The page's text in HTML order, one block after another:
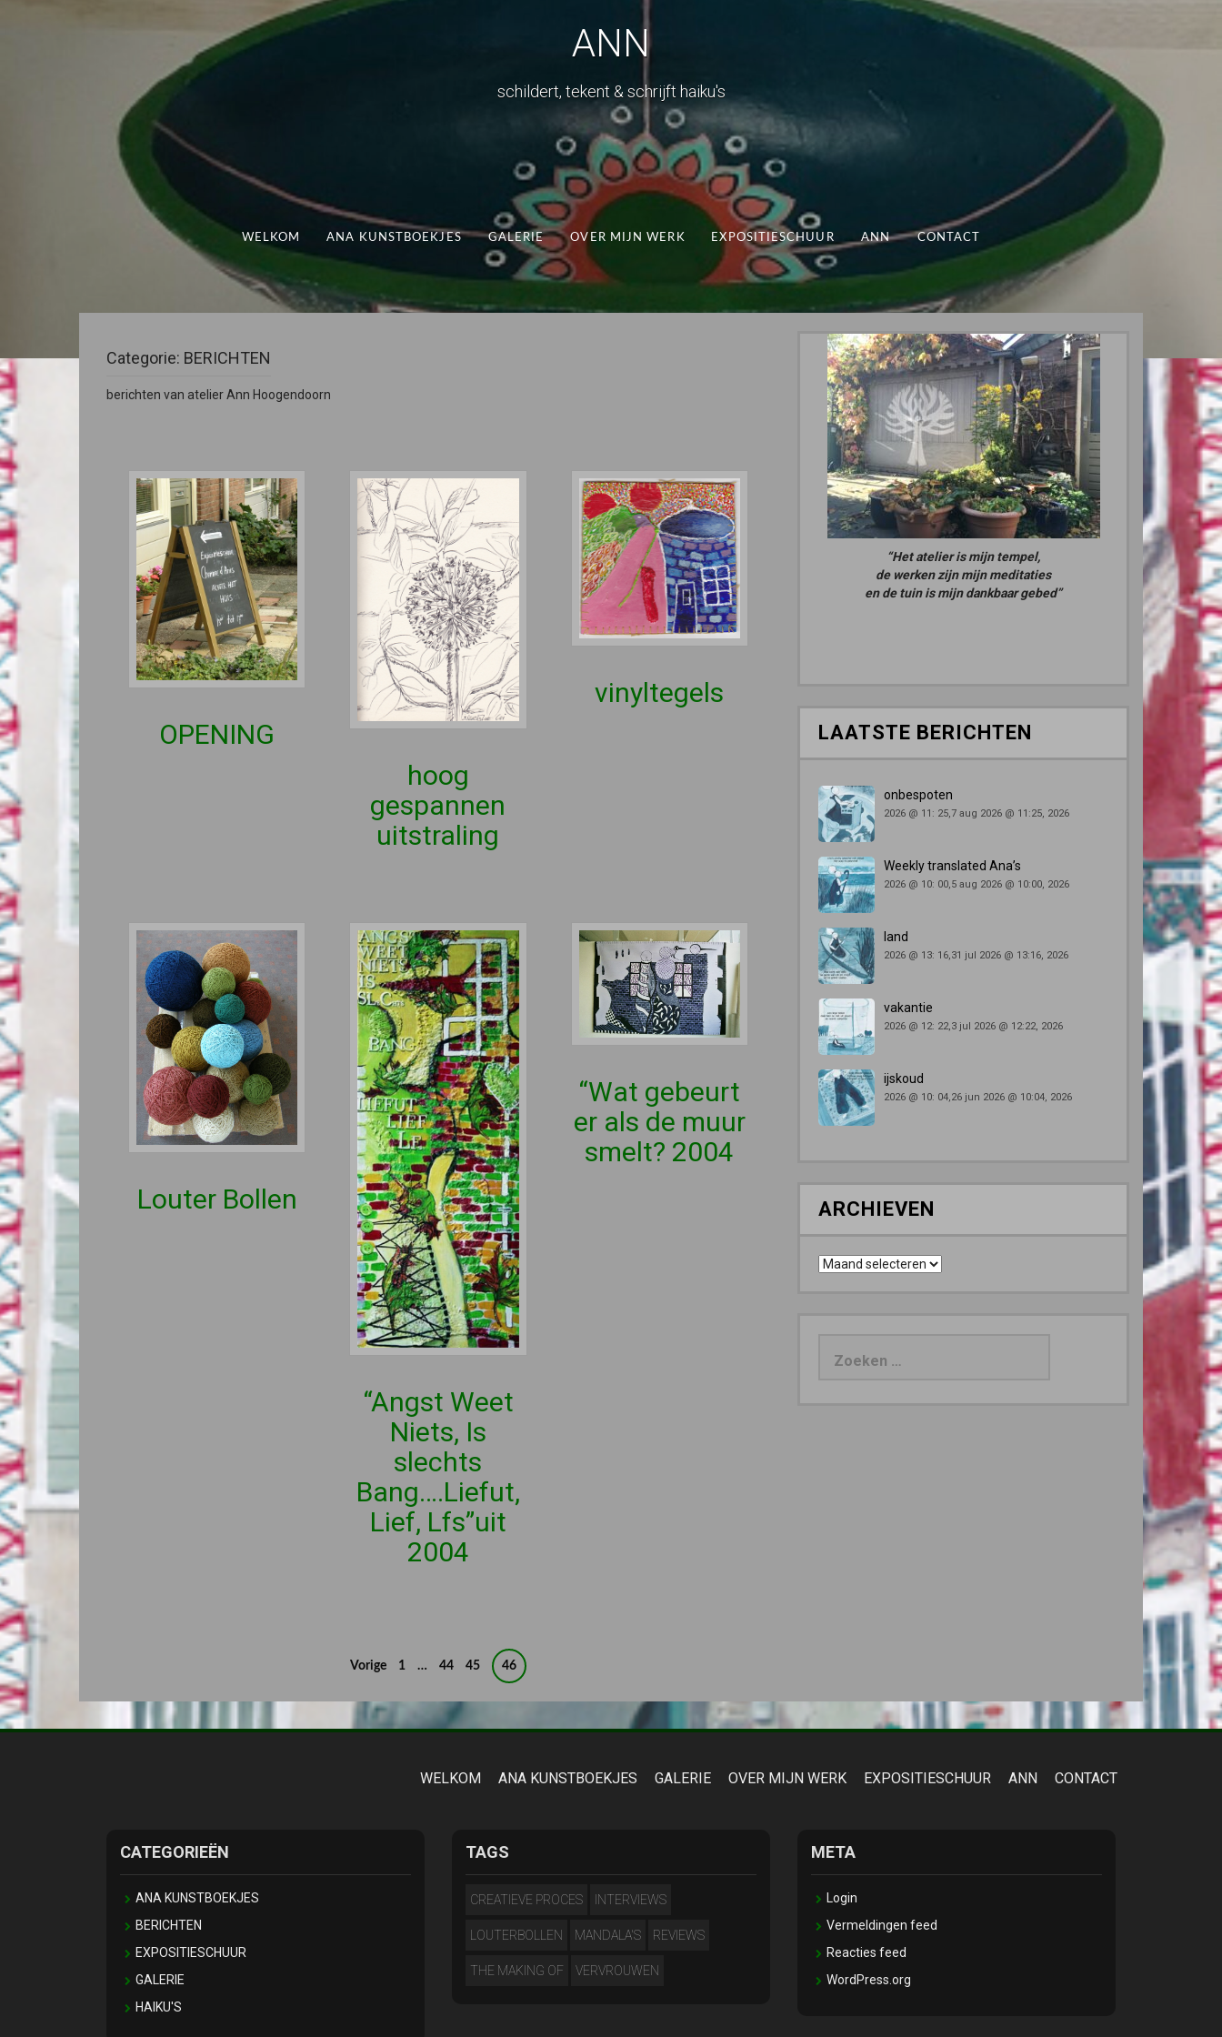
ANN
schildert, tekent & schrijft haiku's
WELKOM ANA KUNSTBOEKJES GALERIE OVER MIJN WERK EXPOSITIESCHUUR ANN CONTACT
Categorie: BERICHTEN
berichten van atelier Ann Hoogendoorn
OPENING
hoog
gespannen
uitstraling
vinyltegels
Louter Bollen
“Angst Weet
Niets, Is
slechts
Bang….Liefut,
Lief, Lfs”uit
2004
“Wat gebeurt
er als de muur
smelt? 2004
paginering
Vorige 1 … 44 45 46
“Het atelier is mijn tempel,
de werken zijn mijn meditaties
en de tuin is mijn dankbaar gebed”
LAATSTE BERICHTEN
onbespoten
2026 @ 11: 25,7 aug 2026 @ 11:25, 2026
Weekly translated Ana’s
2026 @ 10: 00,5 aug 2026 @ 10:00, 2026
land
2026 @ 13: 16,31 jul 2026 @ 13:16, 2026
vakantie
2026 @ 12: 22,3 jul 2026 @ 12:22, 2026
ijskoud
2026 @ 10: 04,26 jun 2026 @ 10:04, 2026
ARCHIEVEN
Archieven
WELKOM ANA KUNSTBOEKJES GALERIE OVER MIJN WERK EXPOSITIESCHUUR ANN CONTACT
CATEGORIEËN
ANA KUNSTBOEKJES
BERICHTEN
EXPOSITIESCHUUR
GALERIE
HAIKU'S
TAGS
CREATIEVE PROCES INTERVIEWS
LOUTERBOLLEN MANDALA'S REVIEWS
THE MAKING OF VERVROUWEN
META
Login
Vermeldingen feed
Reacties feed
WordPress.org